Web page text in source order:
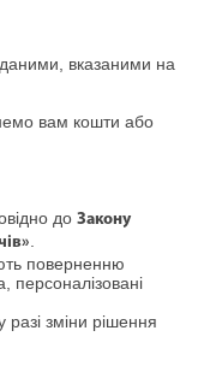
даними, вказаними на
вам кошти або
до Закону
.
поверненню
персоналізовані
зміни рішення